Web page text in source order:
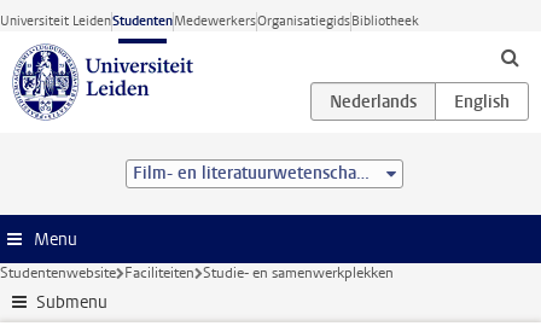
Ga direct naar de inhoud
Universiteit LeidenStudentenMedewerkersOrganisatiegidsBibliotheek
Film- en literatuurwetenschap (BA)
Menu
Studentenwebsite Faciliteiten Studie- en samenwerkplekken
Submenu